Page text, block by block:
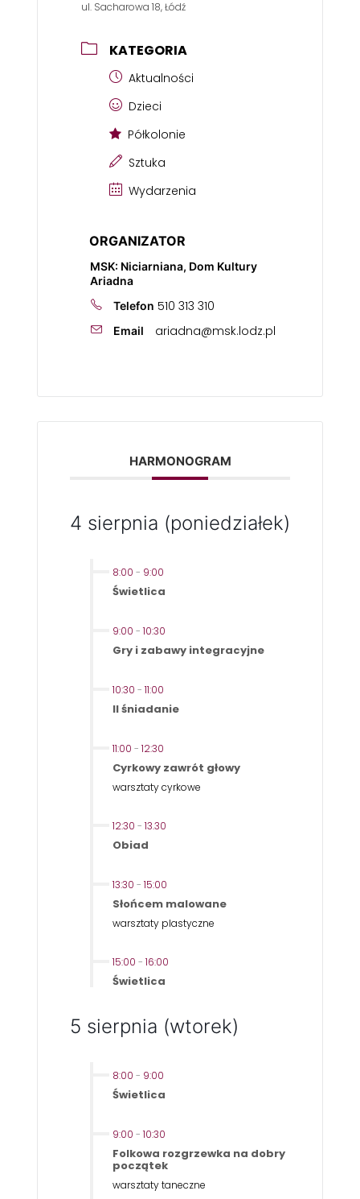
ul. Sacharowa 18, Łódź
KATEGORIA
Aktualności
Dzieci
Półkolonie
Sztuka
Wydarzenia
ORGANIZATOR
MSK: Niciarniana, Dom Kultury
Ariadna
Telefon 510 313 310
Email ariadna@msk.lodz.pl
HARMONOGRAM
4 sierpnia (poniedziałek)
8:00 - 9:00
Świetlica
9:00 - 10:30
Gry i zabawy integracyjne
10:30 - 11:00
II śniadanie
11:00 - 12:30
Cyrkowy zawrót głowy
warsztaty cyrkowe
12:30 - 13.30
Obiad
13:30 - 15:00
Słońcem malowane
warsztaty plastyczne
15:00 - 16:00
Świetlica
5 sierpnia (wtorek)
8:00 - 9:00
Świetlica
9:00 - 10:30
Folkowa rozgrzewka na dobry
początek
warsztaty taneczne